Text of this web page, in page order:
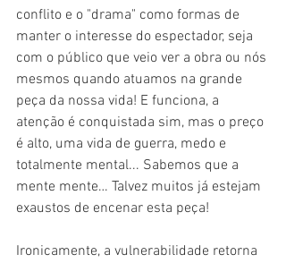
conflito e o "drama" como formas de
manter o interesse do espectador, seja
com o público que veio ver a obra ou nós
mesmos quando atuamos na grande
peça da nossa vida! E funciona, a
atenção é conquistada sim, mas o preço
é alto, uma vida de guerra, medo e
totalmente mental... Sabemos que a
mente mente… Talvez muitos já estejam
exaustos de encenar esta peça!
Ironicamente, a vulnerabilidade retorna